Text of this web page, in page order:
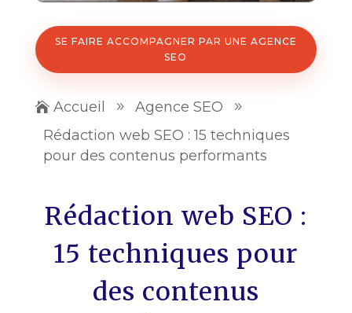
SE FAIRE ACCOMPAGNER PAR UNE AGENCE
SEO
 Accueil 9 Agence SEO 9
Rédaction web SEO : 15 techniques
pour des contenus performants
Rédaction web SEO :
15 techniques pour
des contenus